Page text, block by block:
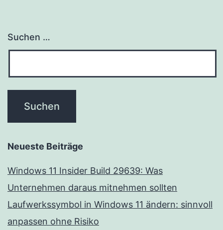
Suchen …
Neueste Beiträge
Windows 11 Insider Build 29639: Was
Unternehmen daraus mitnehmen sollten
Laufwerkssymbol in Windows 11 ändern: sinnvoll
anpassen ohne Risiko